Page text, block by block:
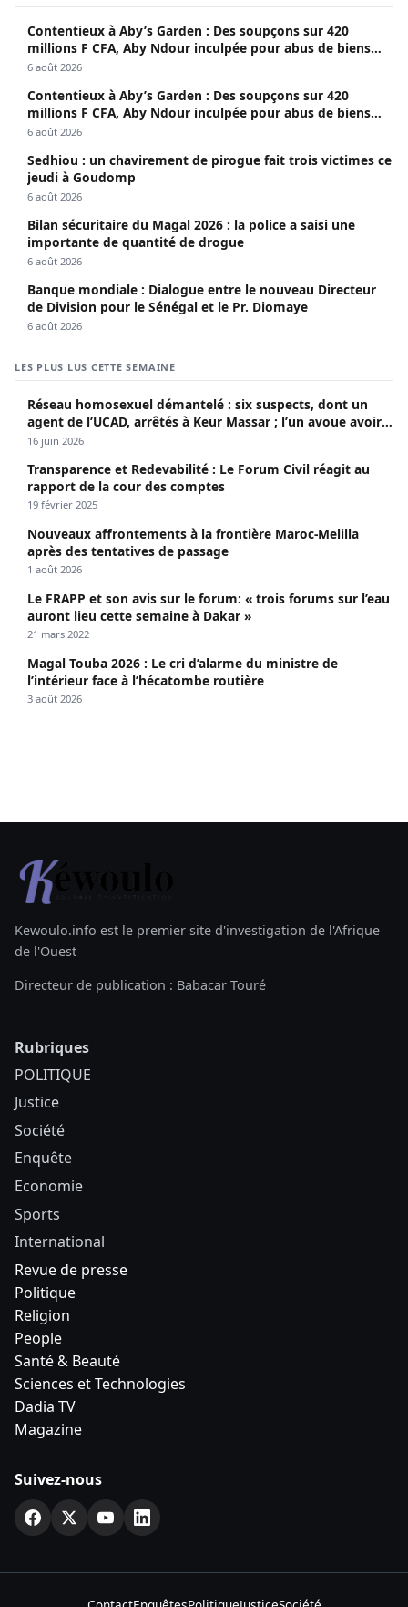
Contentieux à Aby’s Garden : Des soupçons sur 420
millions F CFA, Aby Ndour inculpée pour abus de biens
sociaux
6 août 2026
Contentieux à Aby’s Garden : Des soupçons sur 420
millions F CFA, Aby Ndour inculpée pour abus de biens
sociaux
6 août 2026
Sedhiou : un chavirement de pirogue fait trois victimes ce
jeudi à Goudomp
6 août 2026
Bilan sécuritaire du Magal 2026 : la police a saisi une
importante de quantité de drogue
6 août 2026
Banque mondiale : Dialogue entre le nouveau Directeur
de Division pour le Sénégal et le Pr. Diomaye
6 août 2026
LES PLUS LUS CETTE SEMAINE
Réseau homosexuel démantelé : six suspects, dont un
agent de l’UCAD, arrêtés à Keur Massar ; l’un avoue avoir
propagé le VIH depuis 2018
16 juin 2026
Transparence et Redevabilité : Le Forum Civil réagit au
rapport de la cour des comptes
19 février 2025
Nouveaux affrontements à la frontière Maroc-Melilla
après des tentatives de passage
1 août 2026
Le FRAPP et son avis sur le forum: « trois forums sur l’eau
auront lieu cette semaine à Dakar »
21 mars 2022
Magal Touba 2026 : Le cri d’alarme du ministre de
l’intérieur face à l’hécatombe routière
3 août 2026
Kewoulo.info est le premier site d'investigation de l'Afrique
de l'Ouest
Directeur de publication : Babacar Touré
Rubriques
POLITIQUE
Justice
Société
Enquête
Economie
Sports
International
Revue de presse
Politique
Religion
People
Santé & Beauté
Sciences et Technologies
Dadia TV
Magazine
Suivez-nous